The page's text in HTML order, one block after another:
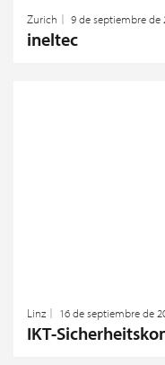
Zurich 9 de septiembre de
ineltec
Linz 16 de septiembre de
IKT-